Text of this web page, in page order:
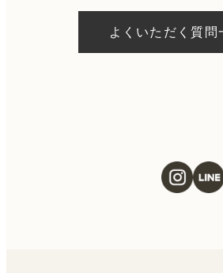
ただける施術もございます。当
希望の場合は、ご予約の際にお
よくいただく質問